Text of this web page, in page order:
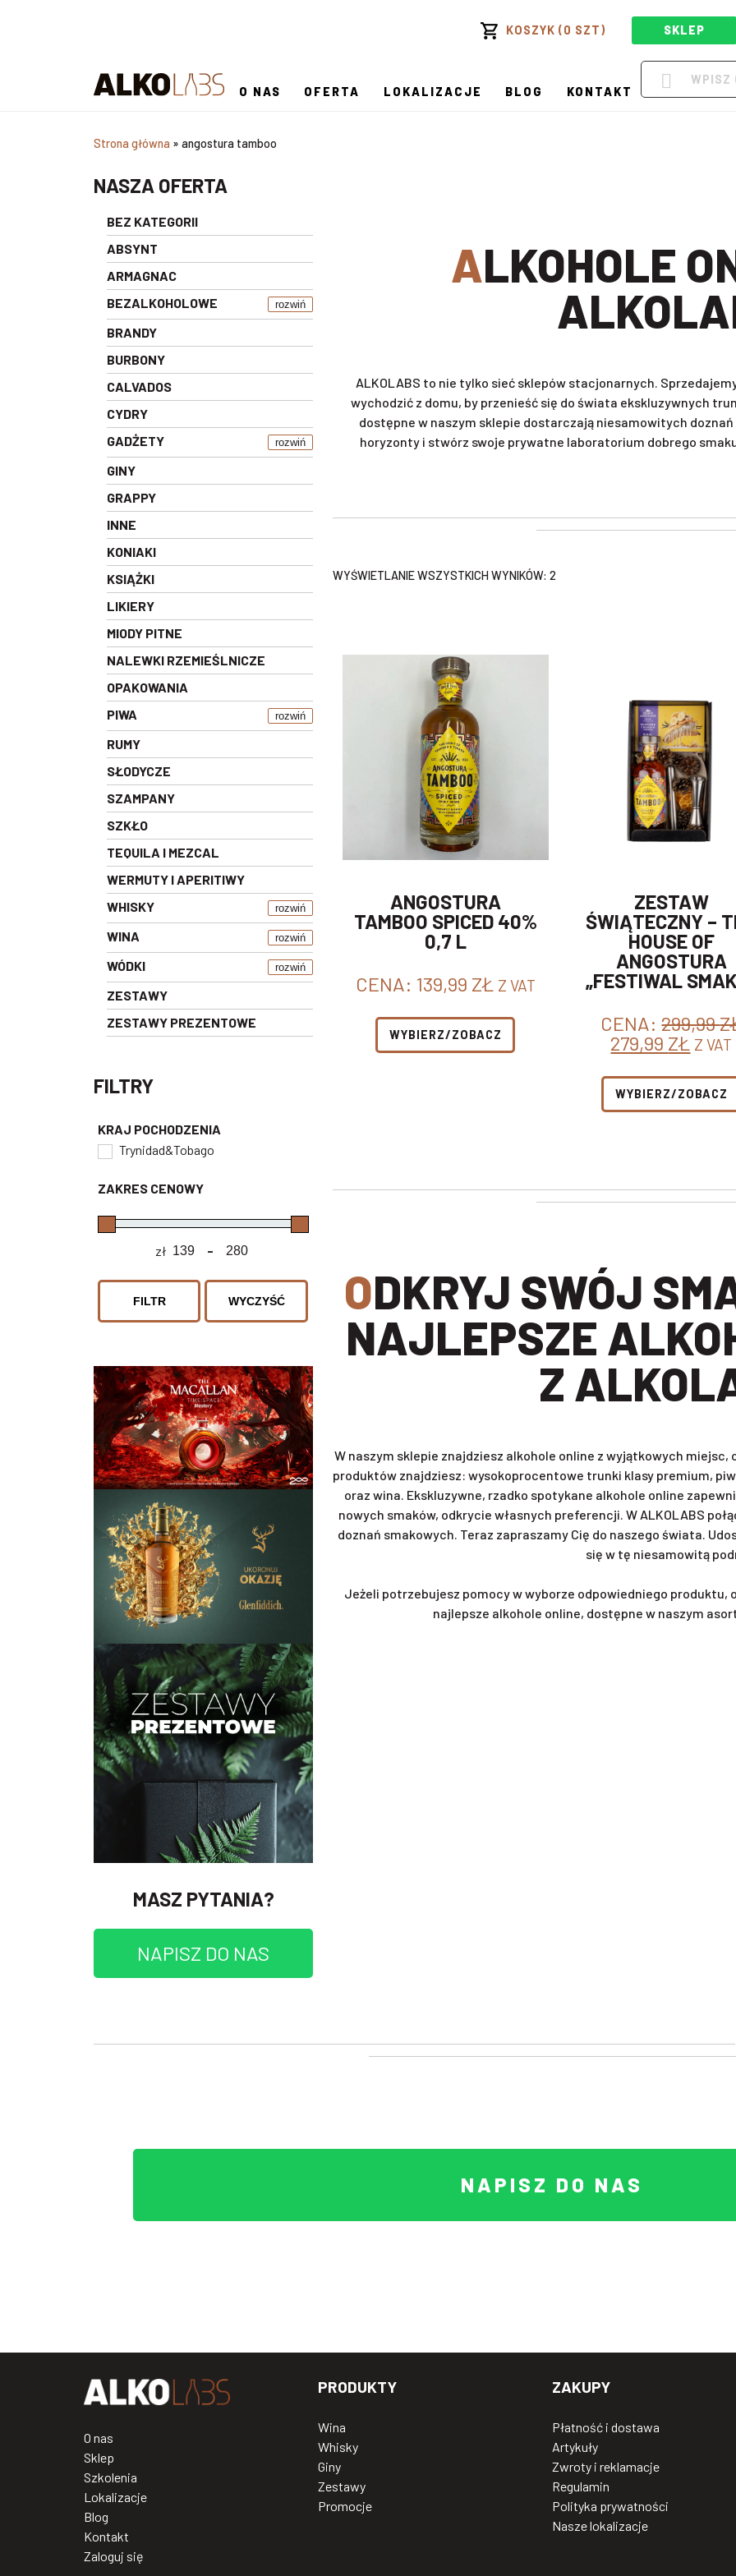
KOSZYK (0 SZT) SKLEP
O NAS OFERTA LOKALIZACJE BLOG KONTAKT
Strona główna » angostura tamboo
NASZA OFERTA
BEZ KATEGORII
ABSYNT
ARMAGNAC
BEZALKOHOLOWE
rozwiń
BRANDY
BURBONY
CALVADOS
CYDRY
GADŻETY
rozwiń
GINY
GRAPPY
INNE
KONIAKI
KSIĄŻKI
LIKIERY
MIODY PITNE
NALEWKI RZEMIEŚLNICZE
OPAKOWANIA
PIWA
rozwiń
RUMY
SŁODYCZE
SZAMPANY
SZKŁO
TEQUILA I MEZCAL
WERMUTY I APERITIWY
WHISKY
rozwiń
WINA rozwiń
WÓDKI rozwiń
ZESTAWY
ZESTAWY PREZENTOWE
FILTRY
KRAJ POCHODZENIA
Trynidad&Tobago
ZAKRES CENOWY
zł Minimum Price
-
Maximum Price
FILTR WYCZYŚĆ
MASZ PYTANIA?
NAPISZ DO NAS
ALKOHOLE ONLINE W
ALKOLABS to nie tylko sieć sklepów stacjonarnych.
wychodzić z domu, by przenieść się do świata ekskluzywnych
dostępne w naszym sklepie dostarczają niesamowitych
horyzonty i stwórz swoje prywatne laboratorium dobrego
WYŚWIETLANIE WSZYSTKICH WYNIKÓW: 2
ANGOSTURA
TAMBOO SPICED 40%
0,7 L
CENA: 139,99 ZŁ Z VAT
WYBIERZ/ZOBACZ
ZESTAW
ŚWIĄTECZNY –
HOUSE OF
ANGOSTURA
„FESTIWAL
CENA:299,99
PIERWOTNA
CENA
WYNOSIŁA:
299,99 ZŁ.
279,99 ZŁ
CENA
Z VAT
WYBIERZ/ZOBACZ
ODKRYJ SWÓJ SMAK I WYBIERZ
NAJLEPSZE
Z
W naszym sklepie znajdziesz alkohole online z wyjątkowych
produktów znajdziesz: wysokoprocentowe trunki klasy premium,
oraz wina. Ekskluzywne, rzadko spotykane alkohole online
nowych smaków, odkrycie własnych preferencji. W ALKOLABS
doznań smakowych. Teraz zapraszamy Cię do naszego świata.
się w tę niesamowitą
Jeżeli potrzebujesz pomocy w wyborze odpowiedniego
najlepsze alkohole online, dostępne w naszym
NAPISZ DO NAS
O nas
Sklep
Szkolenia
Lokalizacje
Blog
Kontakt
Zaloguj się
PRODUKTY
Wina
Whisky
Giny
Zestawy
Promocje
ZAKUPY
Płatność i dostawa
Artykuły
Zwroty i reklamacje
Regulamin
Polityka prywatności
Nasze lokalizacje